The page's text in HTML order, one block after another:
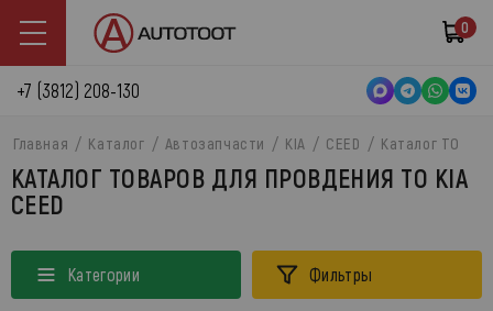
0
+7 (3812) 208-130
Главная Каталог Автозапчасти KIA CEED Каталог ТО
КАТАЛОГ ТОВАРОВ ДЛЯ ПРОВДЕНИЯ ТО KIA
CEED
Категории Фильтры